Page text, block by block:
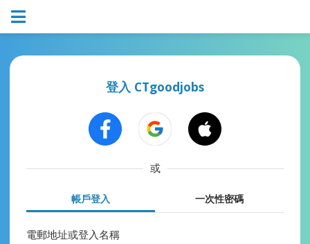
登入 CTgoodjobs
或
帳戶登入 一次性密碼
電郵地址或登入名稱